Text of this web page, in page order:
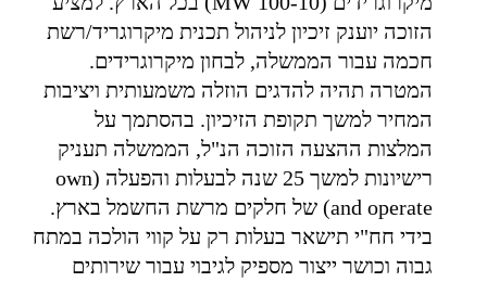
הזוכה יוענק זיכיון לניהול תכנית מיקרוגריד/רשת
חכמה עבור הממשלה, לבחון מיקרוגרידים.
המטרה תהיה להדגים הוזלה משמעותית ויציבות
המחיר למשך תקופת הזיכיון. בהסתמך על
המלצות ההצעה הזוכה הנ"ל, הממשלה תעניק
רישיונות למשך 25 שנה לבעלות והפעלה (own
and operate) של חלקים מרשת החשמל בארץ.
בידי חח"י תישאר בעלות רק על קווי הולכה במתח
גבוה וכושר ייצור מספיק לגיבוי עבור שירותים